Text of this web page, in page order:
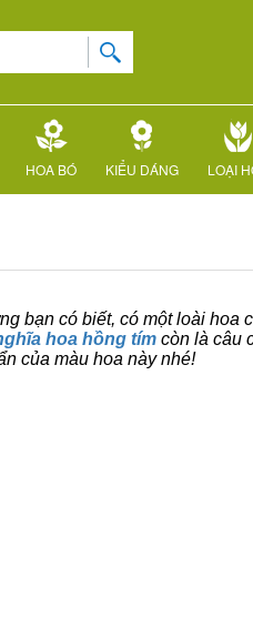
HOA BÓ KIỂU DÁNG LOẠI
bạn có biết, có một loài hoa
hoa hồng tím còn là câu
của màu hoa này nhé!